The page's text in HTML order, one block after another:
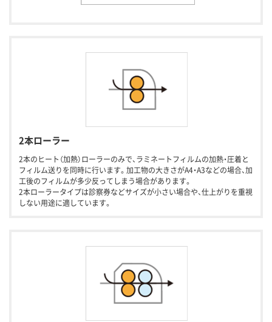
2本ローラー
2本のヒート（加熱）ローラーのみで、ラミネートフィルムの加熱・圧着と
フィルム送りを同時に行います。加工物の大きさがA4・A3などの場合、加
工後のフィルムが多少反ってしまう場合があります。
2本ローラータイプは診察券などサイズが小さい場合や、仕上がりを重視
しない用途に適しています。